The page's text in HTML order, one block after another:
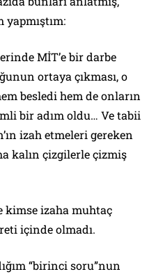
MİT’e bir darbe
ortaya çıkması, o
besledi hem de onların
bir adım oldu… Ve tabii
izah etmeleri gereken
kalın çizgilerle çizmiş
kimse izaha muhtaç
içinde olmadı.
“birinci soru”nun